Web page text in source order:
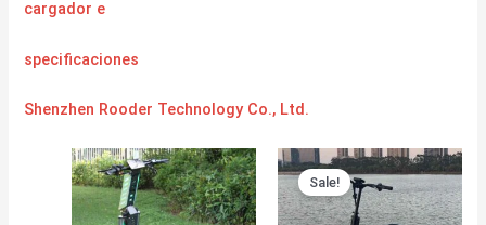
cargador e
specificaciones
Shenzhen Rooder Technology Co., Ltd.
Sale!